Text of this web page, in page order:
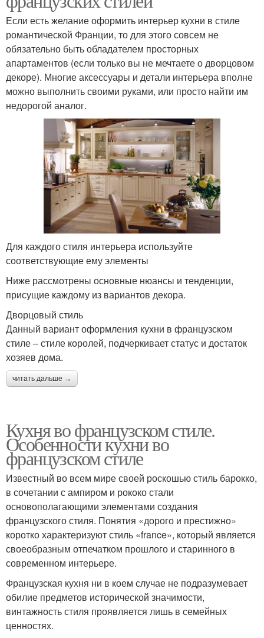
Если есть желание оформить интерьер кухни в стиле
романтической Франции, то для этого совсем не
обязательно быть обладателем просторных
апартаментов (если только вы не мечтаете о дворцовом
декоре). Многие аксессуары и детали интерьера вполне
можно выполнить своими руками, или просто найти им
недорогой аналог.
Для каждого стиля интерьера используйте
соответствующие ему элементы
Ниже рассмотрены основные нюансы и тенденции,
присущие каждому из вариантов декора.
Дворцовый стиль
Данный вариант оформления кухни в французском
стиле – стиле королей, подчеркивает статус и достаток
хозяев дома.
читать дальше →
Кухня во французском стиле.
Особенности кухни во
французском стиле
Известный во всем мире своей роскошью стиль барокко,
в сочетании с ампиром и рококо стали
основополагающими элементами создания
французского стиля. Понятия «дорого и престижно»
коротко характеризуют стиль «france», который является
своеобразным отпечатком прошлого и старинного в
современном интерьере.
Французская кухня ни в коем случае не подразумевает
обилие предметов исторической значимости,
винтажность стиля проявляется лишь в семейных
ценностях.